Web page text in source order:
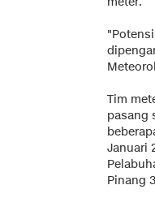
Tim
pasang
Januari
Pinang